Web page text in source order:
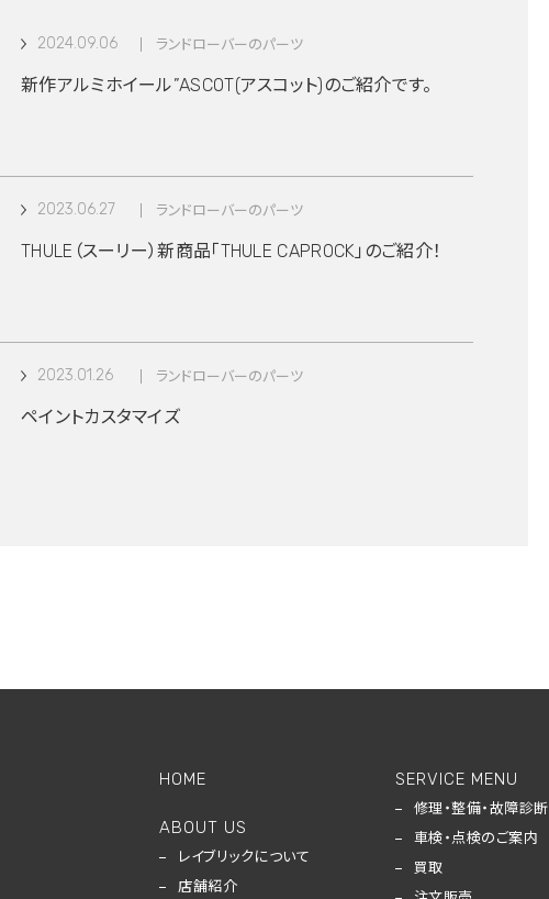
2024.09.06 ランドローバーのパーツ
新作アルミホイール”ASCOT(アスコット)のご紹介です。
2023.06.27 ランドローバーのパーツ
THULE（スーリー）新商品「THULE CAPROCK」のご紹介！
2023.01.26 ランドローバーのパーツ
ペイントカスタマイズ
HOME
ABOUT US
レイブリックについて
店舗紹介
SERVICE MENU
修理・整備・故障診断
車検・点検のご案内
買取